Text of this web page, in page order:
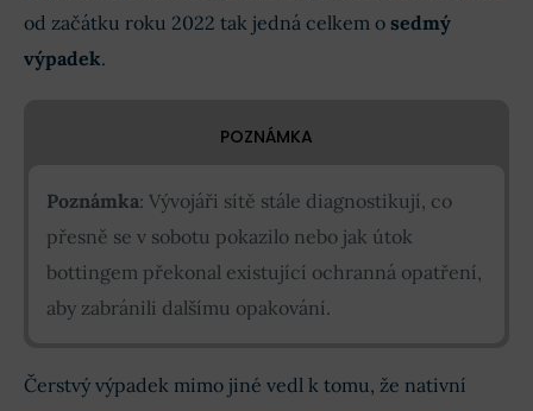
od začátku roku 2022 tak jedná celkem o sedmý
výpadek.
POZNÁMKA
Poznámka: Vývojáři sítě stále diagnostikují, co
přesně se v sobotu pokazilo nebo jak útok
bottingem překonal existující ochranná opatření,
aby zabránili dalšímu opakování.
Čerstvý výpadek mimo jiné vedl k tomu, že nativní